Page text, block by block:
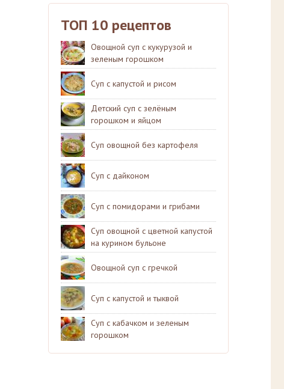
ТОП 10 рецептов
Овощной суп с кукурузой и
зеленым горошком
Суп с капустой и рисом
Детский суп с зелёным
горошком и яйцом
Суп овощной без картофеля
Суп с дайконом
Суп с помидорами и грибами
Суп овощной с цветной капустой
на курином бульоне
Овощной суп с гречкой
Суп с капустой и тыквой
Суп с кабачком и зеленым
горошком